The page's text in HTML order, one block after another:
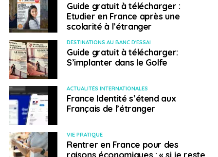
Guide gratuit à télécharger :
Etudier en France après une
scolarité à l’étranger
DESTINATIONS AU BANC D'ESSAI
Guide gratuit à télécharger:
S’implanter dans le Golfe
ACTUALITÉS INTERNATIONALES
France Identité s’étend aux
Français de l’étranger
VIE PRATIQUE
Rentrer en France pour des
raisons économiques : « si je reste,